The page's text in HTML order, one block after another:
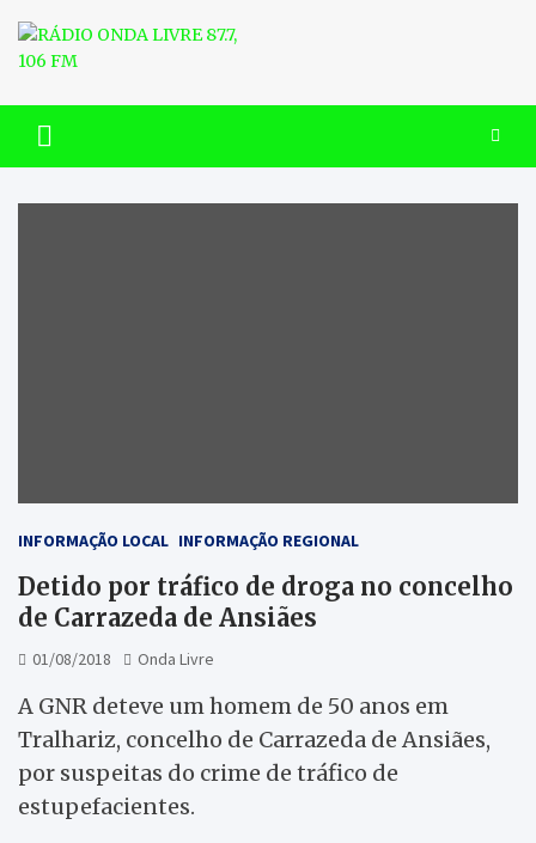
content
RÁDIO ONDA LIVRE 87.7, 106
FM
INFORMAÇÃO LOCAL INFORMAÇÃO REGIONAL
Detido por tráfico de droga no concelho
de Carrazeda de Ansiães
01/08/2018 Onda Livre
A GNR deteve um homem de 50 anos em
Tralhariz, concelho de Carrazeda de Ansiães,
por suspeitas do crime de tráfico de
estupefacientes.